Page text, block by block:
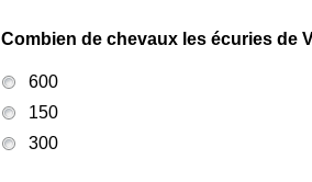
Combien de chevaux les écuries de
600
150
300